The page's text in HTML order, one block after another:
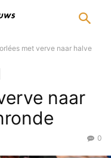
met verve naar halve
naar
0